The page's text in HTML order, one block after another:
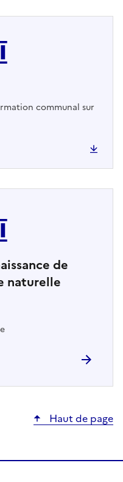
communal sur
de
naturelle
Haut de page